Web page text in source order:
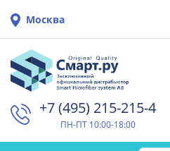
Москва
+7 (495) 215-215-4⁠
ПН-ПТ 10:00-18:00